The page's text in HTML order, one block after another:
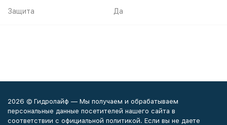
Защита Да
2026 © Гидролайф — Мы получаем и обрабатываем
персональные данные посетителей нашего сайта в
соответствии с официальной политикой. Если вы не даете